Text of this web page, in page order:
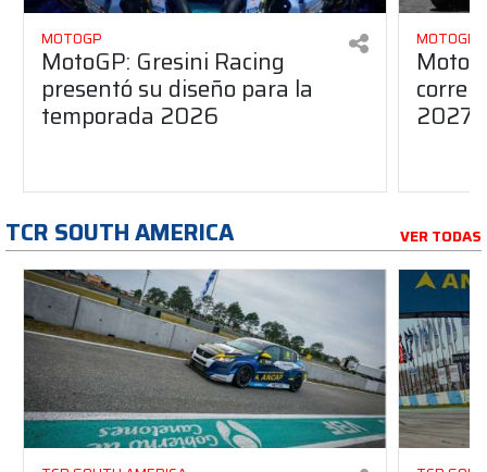
MOTOGP
MotoGP: Gresini Racing
presentó su diseño para la
temporada 2026
MOTOGP
2027?
TCR SOUTH AMERICA VER TODAS